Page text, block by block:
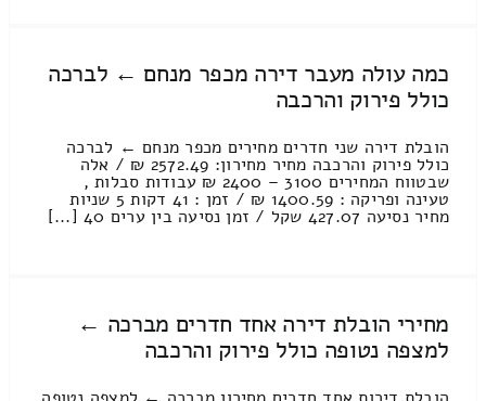
כמה עולה מעבר דירה מכפר מנחם ← לברכה
כולל פירוק והרכבה
הובלת דירה שני חדרים מחירים מכפר מנחם ← לברכה
כולל פירוק והרכבה מחיר מחירון: 2572.49 ₪ / אלה
שבטווח המחירים 3100 – 2400 ₪ עבודות סבלות ,
טעינה ופריקה : 1400.59 ₪ / זמן : 41 דקות 5 שניות
מחיר נסיעה 427.07 שקל / זמן נסיעה בין ערים 40 [...]
מחירי הובלת דירה אחד חדרים מברכה ←
למצפה נטופה כולל פירוק והרכבה